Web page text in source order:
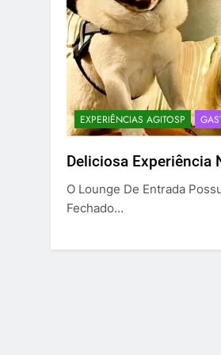
EXPERIÊNCIAS AGITOSP
Deliciosa Experiência
O Lounge De Entrada
Fechado…